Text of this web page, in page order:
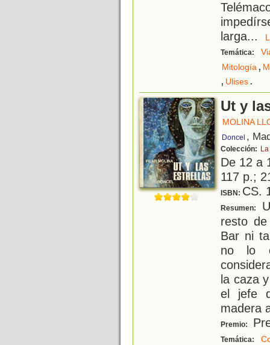
larga...
Temática:
Mitología,
, Ulises.
Ut y
MOLINA
Doncel ,
Colección:
De 12 a
117 p.;
ISBN: CS.
Resumen:
resto
Bar ni
no lo
la caza
el jefe
madera
Premio:
Temática: